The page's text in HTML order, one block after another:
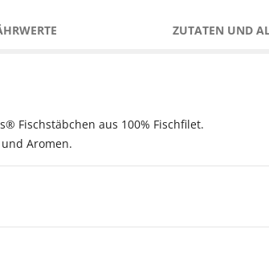
ZUTATEN UND
Fischstäbchen aus 100% Fischfilet.
Aromen.